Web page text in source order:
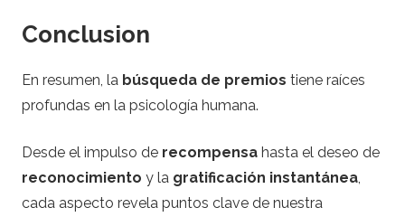
Conclusion
En resumen, la búsqueda de premios tiene raíces
profundas en la psicología humana.
Desde el impulso de recompensa hasta el deseo de
reconocimiento y la gratificación instantánea,
cada aspecto revela puntos clave de nuestra